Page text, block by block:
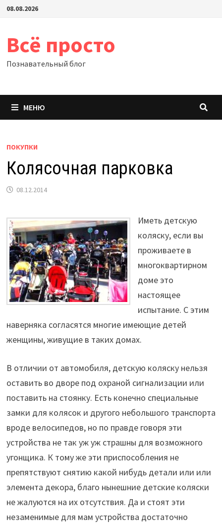
Перейти
08.08.2026
Всё просто
Познавательный блог
МЕНЮ
ПОКУПКИ
Колясочная парковка
08.12.2014
Иметь детскую
коляску, если вы
проживаете в
многоквартирном
доме это
настоящее
испытание. С этим
наверняка согласятся многие имеющие детей
женщины, живущие в таких домах.
В отличии от автомобиля, детскую коляску нельзя
оставить во дворе под охраной сигнализации или
поставить на стоянку. Есть конечно специальные
замки для колясок и другого небольшого транспорта
вроде велосипедов, но по правде говоря эти
устройства не так уж уж страшны для возможного
угонщика. К тому же эти приспособления не
препятствуют снятию какой нибудь детали или или
элемента декора, благо нынешние детские коляски
не жалуются на их отсутствия. Да и стоят эти
незаменимые для мам устройства достаточно